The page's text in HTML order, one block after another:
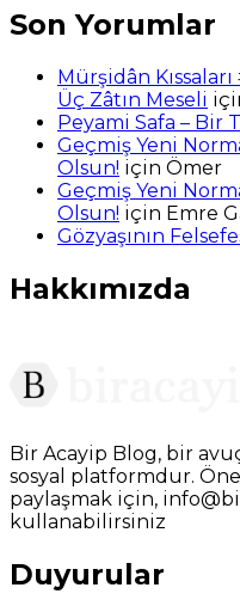
Son Yorumlar
Mürşidân
Üç Zâtın Meseli
Peyami Safa – Bir
Geçmiş Yeni
Olsun! için Ömer
Geçmiş Yeni
Olsun! için Emre
Gözyaşının
Hakkımızda
Bir Acayip Blog, bir
sosyal platformdur.
paylaşmak için,
kullanabilirsiniz
Duyurular